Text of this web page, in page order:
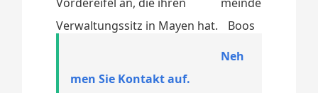
Verwaltungssitz in Mayen hat.
Neh
men Sie Kontakt auf.